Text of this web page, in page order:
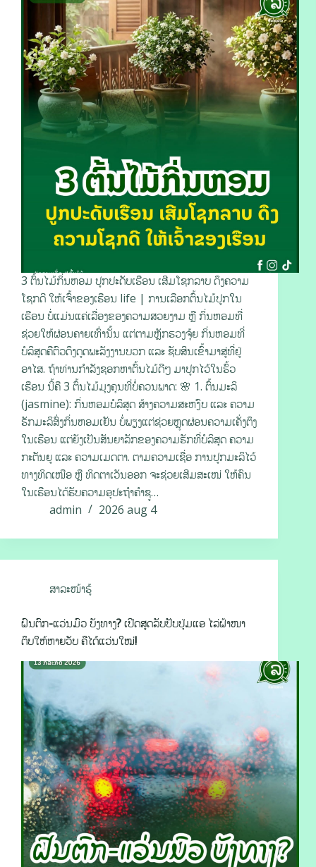
3 ຕົ້ນໄມ້ກິ່ນຫອມ ປູກປະດັບເຮືອນ ເສີມໂຊກລາບ ດຶງຄວາມ
ໂຊກດີ ໃຫ້ເຈົ້າຂອງເຮືອນ life | ການເລືອກຕົ້ນໄມ້ປູກໃນ
ເຮືອນ ບໍ່ແມ່ນແຄ່ເລື່ອງຂອງຄວາມສວຍງາມ ຫຼື ກິ່ນຫອມທີ່
ຊ່ວຍໃຫ້ຜ່ອນຄາຍເທົ່ານັ້ນ ແຕ່ຕາມຫຼັກຮວງຈຸ້ຍ ກິ່ນຫອມທີ່
ບໍລິສຸດຄືຕົວດຶງດູດພະລັງງານບວກ ແລະ ຊັບສິນເຂົ້າມາສູ່ທີ່ຢູ່
ອາໄສ. ຖ້າທ່ານກຳລັງຊອກຫາຕົ້ນໄມ້ດີໆ ມາປູກໄວ້ໃນຮົ້ວ
ເຮືອນ ນີ້ຄື 3 ຕົ້ນໄມ້ມຸງຄຸນທີ່ບໍ່ຄວນພາດ: 🌸 1. ຕົ້ນມະລິ
(jasmine): ກິ່ນຫອມບໍລິສຸດ ສ້າງຄວາມສະຫງົບ ແລະ ຄວາມ
ຮັກມະລິສົ່ງກິ່ນຫອມເຢັນ ບໍ່ພຽງແຕ່ຊ່ວຍຫຼຸດຜ່ອນຄວາມເຄັ່ງຕຶງ
ໃນເຮືອນ ແຕ່ຍັງເປັນສັນຍາລັກຂອງຄວາມຮັກທີ່ບໍລິສຸດ ຄວາມ
ກະຕັນຍູ ແລະ ຄວາມເມດຕາ. ຕາມຄວາມເຊື່ອ ການປູກມະລິໄວ້
ທາງທິດເໜືອ ຫຼື ທິດຕາເວັນອອກ ຈະຊ່ວຍເສີມສະເໜ່ ໃຫ້ຄົນ
ໃນເຮືອນໄດ້ຮັບຄວາມອຸປະຖຳຄຳຊູ…
admin
2026 aug 4
ສາລະໜ້າຮູ້
ຝົນຕົກ-ແວ່ນມົວ ບັງທາງ? ເປີດສູດລັບປັບປຸ່ມແອ ໄລ່ຝ້າໜາ
ຕຶບໃຫ້ຫາຍວັບ ຄືໄດ້ແວ່ນໃໝ່!